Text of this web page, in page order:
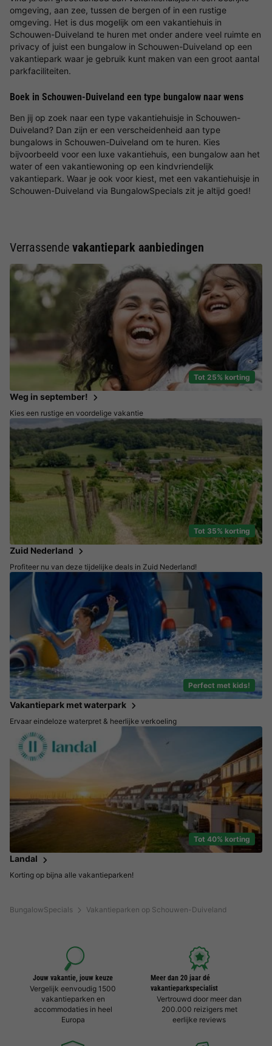
BungalowSpecials Vakantieparken op Schouwen-Duiveland
omgeving, aan zee, tussen de bergen of in een rustige
omgeving. Het is dus mogelijk om een vakantiehuis in
Schouwen-Duiveland te huren met onder andere veel ruimte en
privacy of juist een bungalow in Schouwen-Duiveland op een
vakantiepark waar je gebruik kunt maken van een groot aantal
parkfaciliteiten.
Boek in Schouwen-Duiveland een type bungalow naar wens
Ben jij op zoek naar een type vakantiehuisje in Schouwen-
Duiveland? Dan zijn er een verscheidenheid aan type
bungalows in Schouwen-Duiveland om te huren. Kies
bijvoorbeeld voor een luxe vakantiehuis, een bungalow aan het
water of een vakantiewoning op een kindvriendelijk
vakantiepark. Waar je ook voor kiest, met een vakantiehuisje in
Schouwen-Duiveland via BungalowSpecials zit je altijd goed!
Verrassende vakantiepark aanbiedingen
Tot 25% korting
Weg in september!
Kies een rustige en voordelige vakantie
Tot 35% korting
Zuid Nederland
Profiteer nu van deze tijdelijke deals in Zuid Nederland!
Perfect met kids!
Vakantiepark met waterpark
Ervaar eindeloze waterpret & heerlijke verkoeling
Tot 40% korting
Landal
Korting op bijna alle vakantieparken!
Jouw vakantie, jouw keuze
Vergelijk eenvoudig 1500
vakantieparken en
accommodaties in heel
Europa
Meer dan 20 jaar dé
vakantieparkspecialist
Vertrouwd door meer dan
200.000 reizigers met
eerlijke reviews